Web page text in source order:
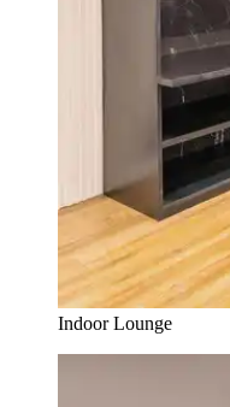
Indoor Lounge